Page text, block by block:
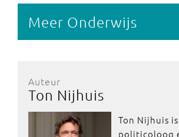
Meer Onderwijs
Auteur
Ton Nijhuis
Ton Nijhuis
politicoloog